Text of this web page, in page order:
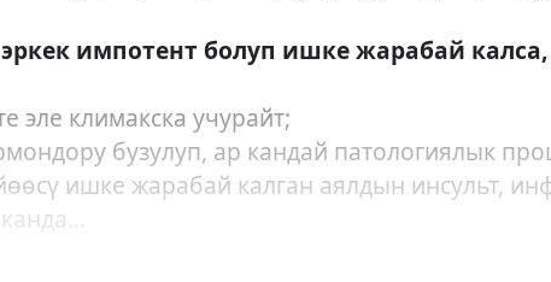
эркек импотент болуп ишке жарабай
эле климакска учурайт;
бузулуп, ар кандай патологиялык
ишке жарабай калган аялдын инсульт,